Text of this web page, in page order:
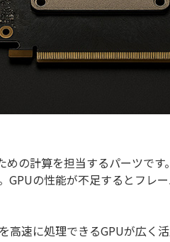
の計算を担当するパーツで
の性能が不足するとフレ
速に処理できるGPUが広く活